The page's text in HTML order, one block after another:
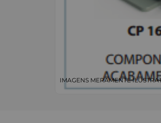
IMAGENS MERAMENTE